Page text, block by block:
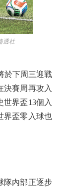
透社
下周三迎戰
決賽周再攻入
界盃13個入
界盃零入球也
內部正逐步